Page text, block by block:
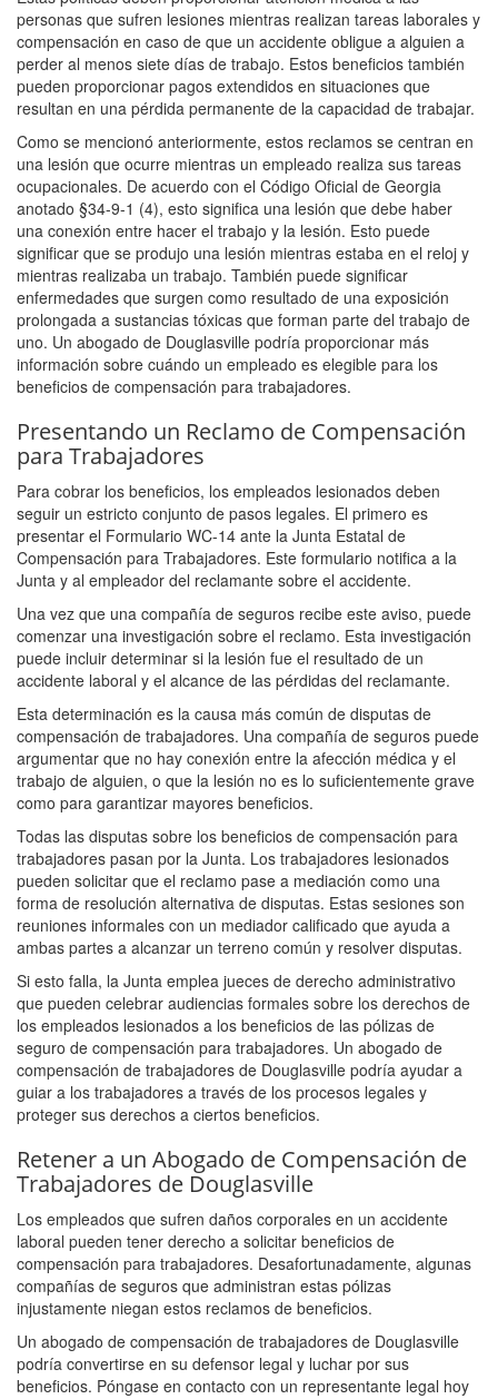
personas que sufren lesiones mientras realizan tareas laborales y
compensación en caso de que un accidente obligue a alguien a
perder al menos siete días de trabajo. Estos beneficios también
pueden proporcionar pagos extendidos en situaciones que
resultan en una pérdida permanente de la capacidad de trabajar.
Como se mencionó anteriormente, estos reclamos se centran en
una lesión que ocurre mientras un empleado realiza sus tareas
ocupacionales. De acuerdo con el Código Oficial de Georgia
anotado §34-9-1 (4), esto significa una lesión que debe haber
una conexión entre hacer el trabajo y la lesión. Esto puede
significar que se produjo una lesión mientras estaba en el reloj y
mientras realizaba un trabajo. También puede significar
enfermedades que surgen como resultado de una exposición
prolongada a sustancias tóxicas que forman parte del trabajo de
uno. Un abogado de Douglasville podría proporcionar más
información sobre cuándo un empleado es elegible para los
beneficios de compensación para trabajadores.
Presentando un Reclamo de Compensación
para Trabajadores
Para cobrar los beneficios, los empleados lesionados deben
seguir un estricto conjunto de pasos legales. El primero es
presentar el Formulario WC-14 ante la Junta Estatal de
Compensación para Trabajadores. Este formulario notifica a la
Junta y al empleador del reclamante sobre el accidente.
Una vez que una compañía de seguros recibe este aviso, puede
comenzar una investigación sobre el reclamo. Esta investigación
puede incluir determinar si la lesión fue el resultado de un
accidente laboral y el alcance de las pérdidas del reclamante.
Esta determinación es la causa más común de disputas de
compensación de trabajadores. Una compañía de seguros puede
argumentar que no hay conexión entre la afección médica y el
trabajo de alguien, o que la lesión no es lo suficientemente grave
como para garantizar mayores beneficios.
Todas las disputas sobre los beneficios de compensación para
trabajadores pasan por la Junta. Los trabajadores lesionados
pueden solicitar que el reclamo pase a mediación como una
forma de resolución alternativa de disputas. Estas sesiones son
reuniones informales con un mediador calificado que ayuda a
ambas partes a alcanzar un terreno común y resolver disputas.
Si esto falla, la Junta emplea jueces de derecho administrativo
que pueden celebrar audiencias formales sobre los derechos de
los empleados lesionados a los beneficios de las pólizas de
seguro de compensación para trabajadores. Un abogado de
compensación de trabajadores de Douglasville podría ayudar a
guiar a los trabajadores a través de los procesos legales y
proteger sus derechos a ciertos beneficios.
Retener a un Abogado de Compensación de
Trabajadores de Douglasville
Los empleados que sufren daños corporales en un accidente
laboral pueden tener derecho a solicitar beneficios de
compensación para trabajadores. Desafortunadamente, algunas
compañías de seguros que administran estas pólizas
injustamente niegan estos reclamos de beneficios.
Un abogado de compensación de trabajadores de Douglasville
podría convertirse en su defensor legal y luchar por sus
beneficios. Póngase en contacto con un representante legal hoy